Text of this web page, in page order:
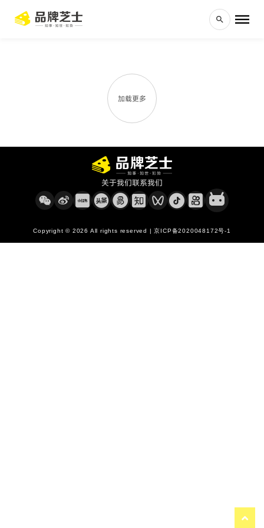
加载更多
关于我们联系我们
Copyright © 2026 All rights reserved | 京ICP备2020048172号-1